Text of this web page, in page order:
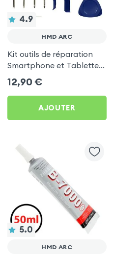
4.9
HMD ARC
Kit outils de réparation
Smartphone et Tablettes
: Tournevis, Ventouse,
extraction SIM … pour
HMD Arc
12,90 €
AJOUTER
5.0
HMD ARC